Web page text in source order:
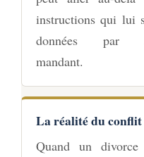
instructions qui lui
données par
mandant.
La réalité du conflit
Quand un divorce